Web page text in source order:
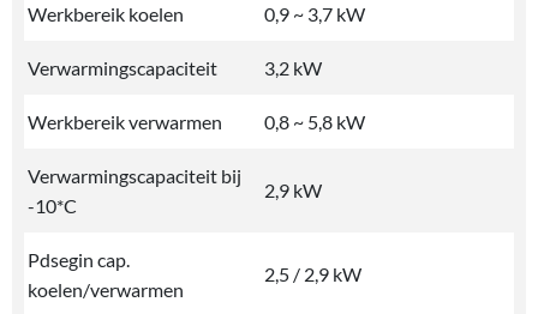
Werkbereik koelen 0,9 ~ 3,7 kW
Verwarmingscapaciteit 3,2 kW
Werkbereik verwarmen 0,8 ~ 5,8 kW
Verwarmingscapaciteit bij
-10*C
2,9 kW
Pdsegin cap.
koelen/verwarmen
2,5 / 2,9 kW